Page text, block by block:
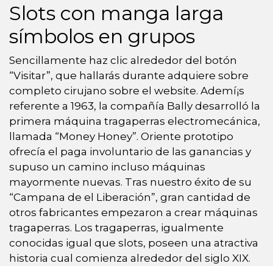
Slots con manga larga
símbolos en grupos
Sencillamente haz clic alrededor del botón
“Visitar”, que hallarás durante adquiere sobre
completo cirujano sobre el website. Ademí¡s
referente a 1963, la compañía Bally desarrolló la
primera máquina tragaperras electromecánica,
llamada “Money Honey”. Oriente prototipo
ofrecía el paga involuntario de las ganancias y
supuso un camino incluso máquinas
mayormente nuevas. Tras nuestro éxito de su
“Campana de el Liberación”, gran cantidad de
otros fabricantes empezaron a crear máquinas
tragaperras. Los tragaperras, igualmente
conocidas igual que slots, poseen una atractiva
historia cual comienza alrededor del siglo XIX.